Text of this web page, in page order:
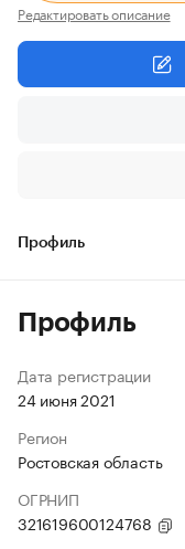
Редактировать описание
Профиль
Профиль
Дата регистрации
24 июня 2021
Регион
Ростовская область
ОГРНИП
321619600124768